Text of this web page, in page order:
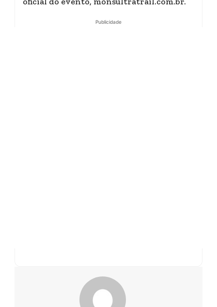
Publicidade